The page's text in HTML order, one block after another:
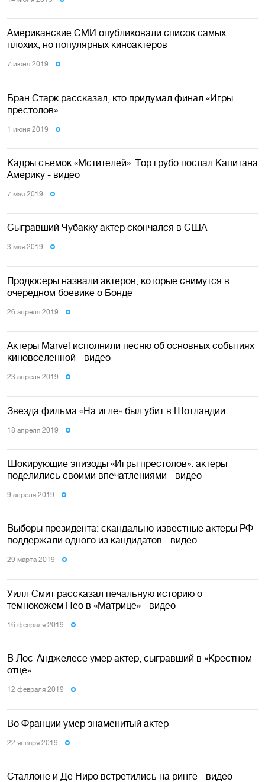
Американские СМИ опубликовали список самых
плохих, но популярных киноактеров
7 июня 2019
Бран Старк рассказал, кто придумал финал «Игры
престолов»
1 июня 2019
Кадры съемок «Мстителей»: Тор грубо послал Капитана
Америку - видео
7 мая 2019
Сыгравший Чубакку актер скончался в США
3 мая 2019
Продюсеры назвали актеров, которые снимутся в
очередном боевике о Бонде
26 апреля 2019
Актеры Marvel исполнили песню об основных событиях
киновселенной - видео
23 апреля 2019
Звезда фильма «На игле» был убит в Шотландии
18 апреля 2019
Шокирующие эпизоды «Игры престолов»: актеры
поделились своими впечатлениями - видео
9 апреля 2019
Выборы президента: скандально известные актеры РФ
поддержали одного из кандидатов - видео
29 марта 2019
Уилл Смит рассказал печальную историю о
темнокожем Нео в «Матрице» - видео
16 февраля 2019
В Лос-Анджелесе умер актер, сыгравший в «Крестном
отце»
12 февраля 2019
Во Франции умер знаменитый актер
22 января 2019
Сталлоне и Де Ниро встретились на ринге - видео